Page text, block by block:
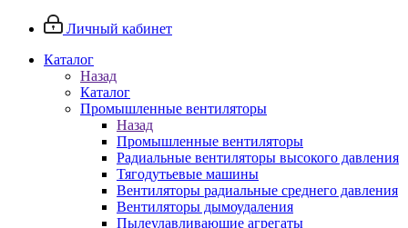
Личный кабинет
Каталог
Назад
Каталог
Промышленные вентиляторы
Назад
Промышленные вентиляторы
Радиальные вентиляторы высокого давления
Тягодутьевые машины
Вентиляторы радиальные среднего давления
Вентиляторы дымоудаления
Пылеулавливающие агрегаты